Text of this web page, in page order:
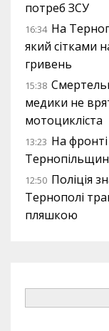
потреб ЗСУ
16:34 На
який сітками
гривень
15:38
медики не
мотоцикліста
13:23 На
12:50 Поліція
Тернополі
пляшкою